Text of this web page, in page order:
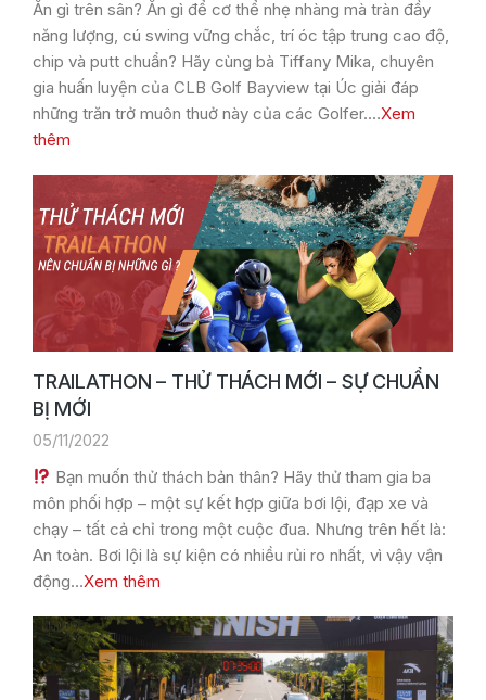
Ăn gì trên sân? Ăn gì để cơ thể nhẹ nhàng mà tràn đầy
năng lượng, cú swing vững chắc, trí óc tập trung cao độ,
chip và putt chuẩn? Hãy cùng bà Tiffany Mika, chuyên
gia huấn luyện của CLB Golf Bayview tại Úc giải đáp
những trăn trở muôn thuở này của các Golfer.…Xem
thêm
TRAILATHON – THỬ THÁCH MỚI – SỰ CHUẨN
BỊ MỚI
05/11/2022
Bạn muốn thử thách bản thân? Hãy thử tham gia ba
môn phối hợp – một sự kết hợp giữa bơi lội, đạp xe và
chạy – tất cả chỉ trong một cuộc đua. Nhưng trên hết là:
An toàn. Bơi lội là sự kiện có nhiều rủi ro nhất, vì vậy vận
động…Xem thêm